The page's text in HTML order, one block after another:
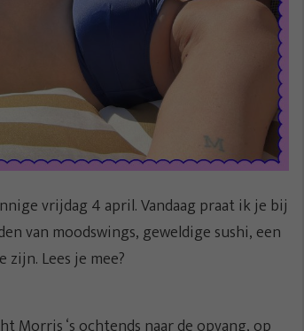
vrijdag 4 april. Vandaag praat ik je bij
van moodswings, geweldige sushi, een
Lees je mee?